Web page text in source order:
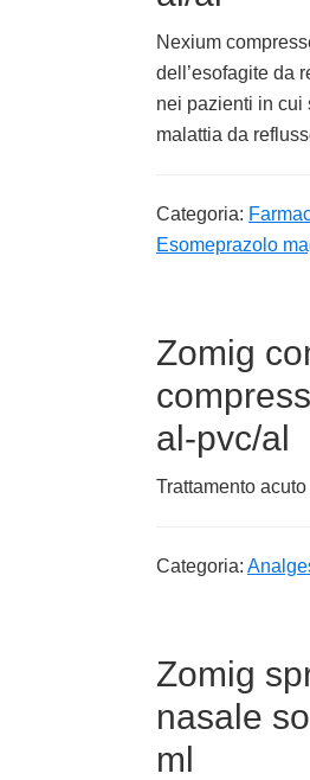
Nexium
dell’esofagite da
nei pazienti in cui
malattia da
Categoria:
Esomeprazolo
Zomig
al-pvc/al
Trattamento
Categoria:
Zomig
nasale
ml